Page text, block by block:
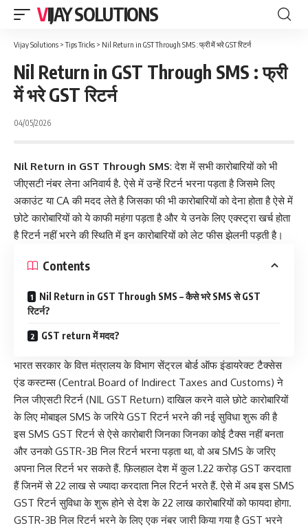
VIJAY SOLUTIONS
Vijay Solutions >Tips Tricks > Nil Return in GST Through SMS : फ्री में भरे GST रिटर्न
Nil Return in GST Through SMS : फ्री
में भरे GST रिटर्न
04/05/2026
Nil Return in GST Through SMS: देश में सभी कारोबारियों को भी
जीएसटीनंबर लेना अनिवार्य है. ऐसे में उन्‍हें रिटर्न भरना पड़ता है जिसमे लिए
अकाउंट या CA की मदद लेते है जिसका फी भी कारोबारियों को देना होता है ऐसे में
छोटे कारोबारियों को ये काफी महंगा पड़ता है और ये उनके लिए एक्स्ट्रा खर्च होता
है रिटर्न नहीं भरने की स्थिति में इन कारोबारियों को लेट फीस झेलनी पड़ती है।
Contents
Nil Return in GST Through SMS – कैसे भरे SMS से GST
रिटर्न?
GST return में मदद?
भारत सरकार के वित्त मंत्रालय के विभाग सेंट्रल बोर्ड ऑफ इंडायरेक्ट टैक्सेस
एंड कस्टम्स (Central Board of Indirect Taxes and Customs) ने
निल जीएसटी रिटर्न (NIL GST Return) दाखिल करने वाले छोटे कारोबारियों
के लिए मोबाइल SMS के जरिये GST रिटर्न भरने की नई सुविधा शुरू की है
इस SMS GST रिटर्न से ऐसे कारोबारी जिनका जिनका कोई टैक्स नहीं बनता
और उनको GSTR-3B निल रिटर्न भरना पड़ता था, वो अब SMS के जरिए
अपना निल रिटर्न भर सकते हैं. फ़िलहाल देश में कुल 1.22 करोड़ GST करदाता
हैं जिनमें से 22 लाख से ज्यादा करदाता निल रिटर्न भरते हैं. ऐसे में अब इस SMS
GST रिटर्न सुविधा के शुरू होने से देश के 22 लाख कारोबारियों को फायदा होगा.
GSTR-3B निल रिटर्न भरने के लिए एक नंबर जारी किया गया है GST भरने